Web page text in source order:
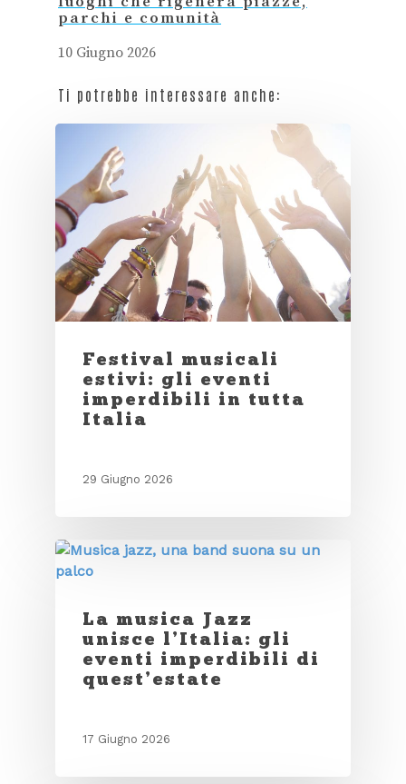
parchi e comunità
10 Giugno 2026
Ti potrebbe interessare anche:
Festival musicali
estivi: gli eventi
imperdibili in tutta
Italia
29 Giugno 2026
La musica Jazz
unisce l’Italia: gli
eventi imperdibili di
quest’estate
17 Giugno 2026